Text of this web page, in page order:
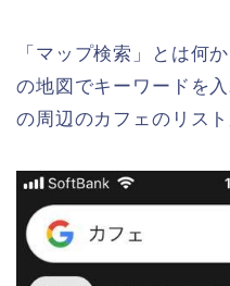
「マップ検索」とは何
の地図でキーワードを
の周辺のカフェのリス